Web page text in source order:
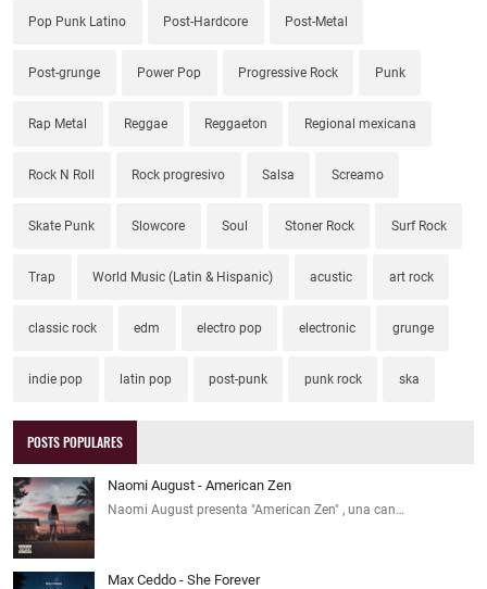
Pop Punk Latino Post-Hardcore Post-Metal
Post-grunge Power Pop Progressive Rock Punk
Rap Metal Reggae Reggaeton Regional mexicana
Rock N Roll Rock progresivo Salsa Screamo
Skate Punk Slowcore Soul Stoner Rock Surf Rock
Trap World Music (Latin & Hispanic) acustic art rock
classic rock edm electro pop electronic grunge
indie pop latin pop post-punk punk rock ska
POSTS POPULARES
Naomi August - American Zen
Naomi August presenta "American Zen" , una can…
Max Ceddo - She Forever